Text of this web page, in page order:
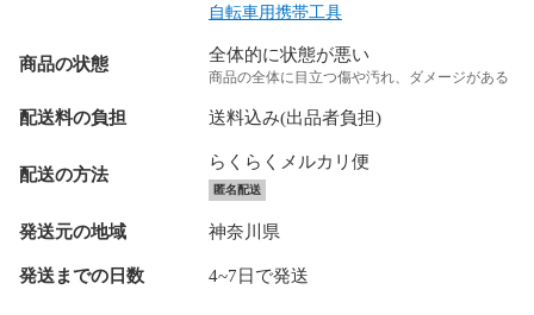
自転車用携帯工具
商品の状態 全体的に状態が悪い
商品の全体に目立つ傷や汚れ、ダメージがある
配送料の負担 送料込み(出品者負担)
配送の方法
らくらくメルカリ便
匿名配送
発送元の地域 神奈川県
発送までの日数 4~7日で発送